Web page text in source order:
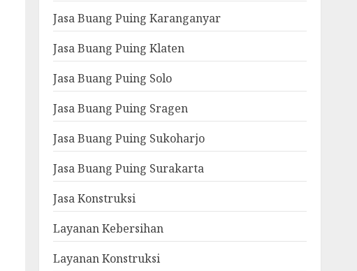
Jasa Buang Puing Karanganyar
Jasa Buang Puing Klaten
Jasa Buang Puing Solo
Jasa Buang Puing Sragen
Jasa Buang Puing Sukoharjo
Jasa Buang Puing Surakarta
Jasa Konstruksi
Layanan Kebersihan
Layanan Konstruksi